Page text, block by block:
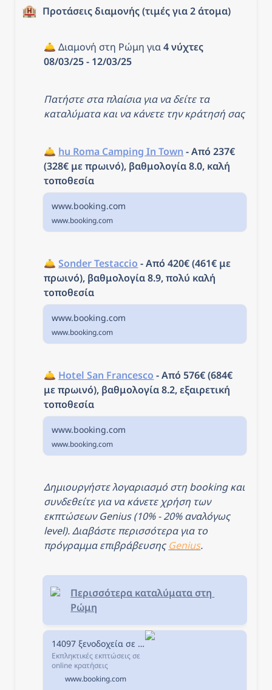
🏨 Προτάσεις διαμονής (τιμές για 2 άτομα)
🛎️ Διαμονή στη Ρώμη για 4 νύχτες
08/03/25 - 12/03/25
Πατήστε στα πλαίσια για να δείτε τα
καταλύματα και να κάνετε την κράτησή σας
🛎️ hu Roma Camping In Town - Από 237€
(328€ με πρωινό), βαθμολογία 8.0, καλή
τοποθεσία
www.booking.com
www.booking.com
🛎️ Sonder Testaccio - Από 420€ (461€ με
πρωινό), βαθμολογία 8.9, πολύ καλή
τοποθεσία
www.booking.com
www.booking.com
🛎️ Hotel San Francesco - Από 576€ (684€
με πρωινό), βαθμολογία 8.2, εξαιρετική
τοποθεσία
www.booking.com
www.booking.com
Δημιουργήστε λογαριασμό στη booking και
συνδεθείτε για να κάνετε χρήση των
εκπτώσεων Genius (10% - 20% αναλόγως
level). Διαβάστε περισσότερα για το
πρόγραμμα επιβράβευσης Genius.
Περισσότερα καταλύματα στη
Ρώμη
14097 ξενοδοχεία σε Ρώμη, Ιταλία.
Εκπληκτικές εκπτώσεις σε
online κρατήσεις
ξενοδοχείων σε Ρώμη,
Ιταλία. Διαθεσιμότητα και
www.booking.com